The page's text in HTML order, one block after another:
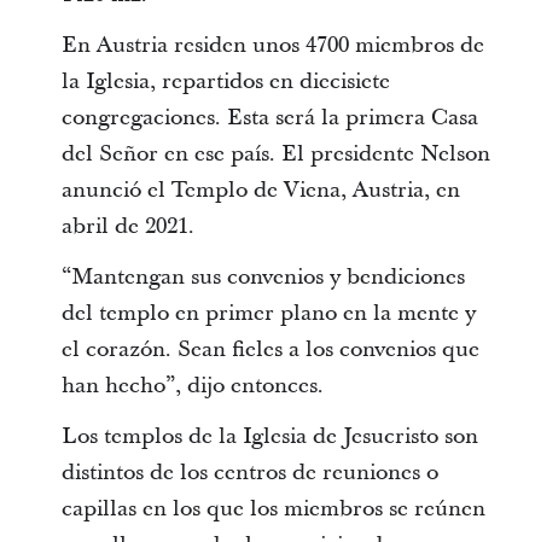
En Austria residen unos 4700 miembros de
la Iglesia, repartidos en diecisiete
congregaciones. Esta será la primera Casa
del Señor en ese país. El presidente Nelson
anunció el Templo de Viena, Austria, en
abril de 2021.
“Mantengan sus convenios y bendiciones
del templo en primer plano en la mente y
el corazón. Sean fieles a los convenios que
han hecho”, dijo entonces.
Los templos de la Iglesia de Jesucristo son
distintos de los centros de reuniones o
capillas en los que los miembros se reúnen